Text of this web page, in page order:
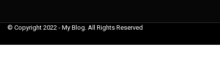
© Copyright 2022 - My Blog. All Rights Reserved